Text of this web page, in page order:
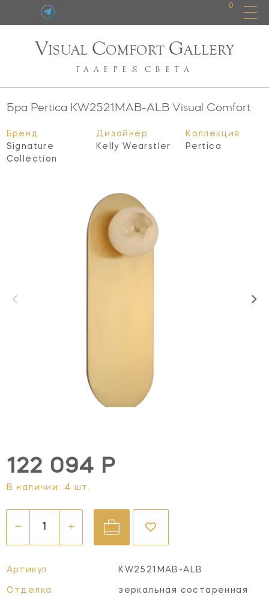
0
VISUAL COMFORT GALLERY
ГАЛЕРЕЯ СВЕТА
Бра Pertica KW2521MAB-ALBVisual Comfort
Бренд
Signature
Collection
Дизайнер
Kelly Wearstler
Коллекция
Pertica
122 094 Р
В наличии: 4 шт.
Артикул KW2521MAB-ALB
Отделка
зеркальная состаренная